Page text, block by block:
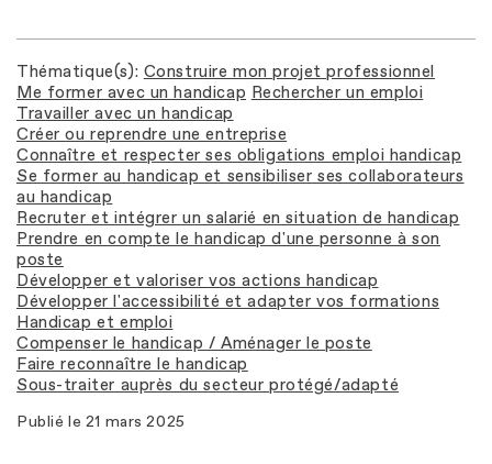
Thématique(s) Construire mon projet professionnel
Me former avec un handicap Rechercher un emploi
Travailler avec un handicap
Créer ou reprendre une entreprise
Connaître et respecter ses obligations emploi handicap
Se former au handicap et sensibiliser ses collaborateurs
au handicap
Recruter et intégrer un salarié en situation de handicap
Prendre en compte le handicap d'une personne à son
poste
Développer et valoriser vos actions handicap
Développer l'accessibilité et adapter vos formations
Handicap et emploi
Compenser le handicap / Aménager le poste
Faire reconnaître le handicap
Sous-traiter auprès du secteur protégé/adapté
Publié le 21 mars 2025